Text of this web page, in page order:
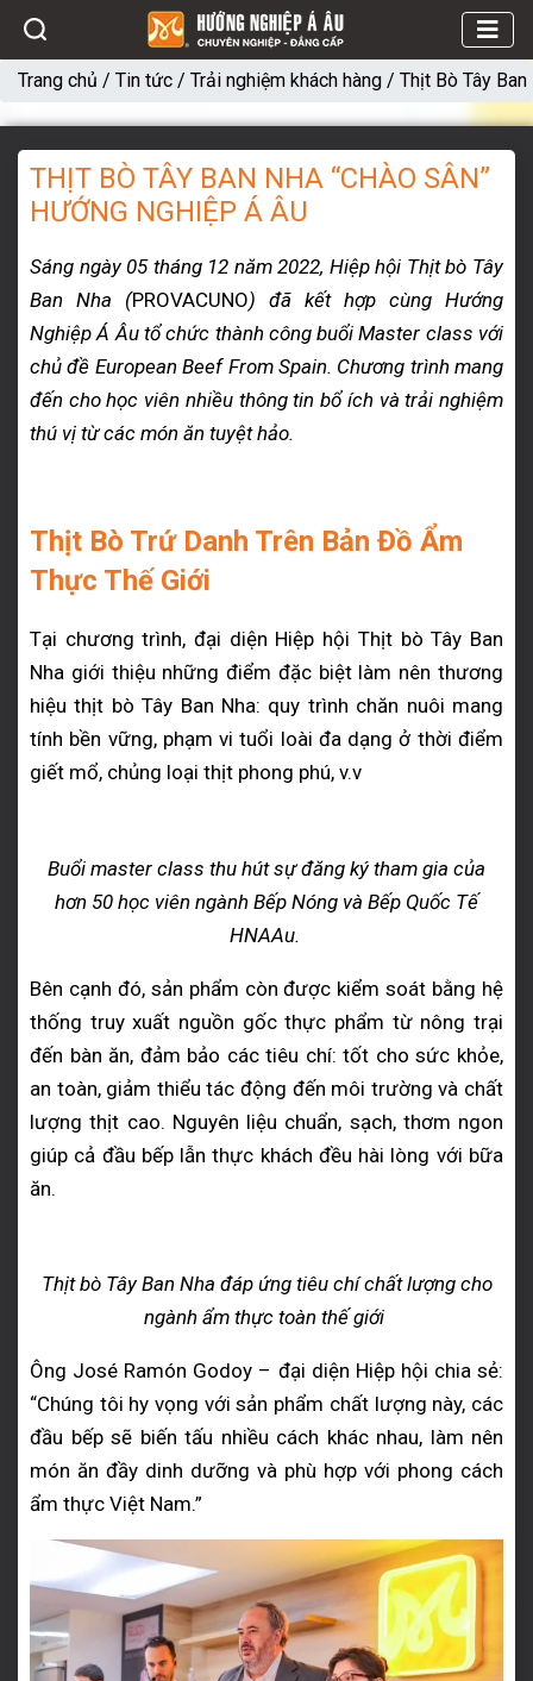
Trang chủ / Tin tức / Trải nghiệm khách hàng / Thịt Bò Tây Ban
THỊT BÒ TÂY BAN NHA “CHÀO SÂN”
HƯỚNG NGHIỆP Á ÂU
Sáng ngày 05 tháng 12 năm 2022, Hiệp hội Thịt bò Tây
Ban Nha (PROVACUNO) đã kết hợp cùng Hướng
Nghiệp Á Âu tổ chức thành công buổi Master class với
chủ đề European Beef From Spain. Chương trình mang
đến cho học viên nhiều thông tin bổ ích và trải nghiệm
thú vị từ các món ăn tuyệt hảo.
Thịt Bò Trứ Danh Trên Bản Đồ Ẩm
Thực Thế Giới
Tại chương trình, đại diện Hiệp hội Thịt bò Tây Ban
Nha giới thiệu những điểm đặc biệt làm nên thương
hiệu thịt bò Tây Ban Nha: quy trình chăn nuôi mang
tính bền vững, phạm vi tuổi loài đa dạng ở thời điểm
giết mổ, chủng loại thịt phong phú, v.v
Buổi master class thu hút sự đăng ký tham gia của
hơn 50 học viên ngành Bếp Nóng và Bếp Quốc Tế
HNAAu.
Bên cạnh đó, sản phẩm còn được kiểm soát bằng hệ
thống truy xuất nguồn gốc thực phẩm từ nông trại
đến bàn ăn, đảm bảo các tiêu chí: tốt cho sức khỏe,
an toàn, giảm thiểu tác động đến môi trường và chất
lượng thịt cao. Nguyên liệu chuẩn, sạch, thơm ngon
giúp cả đầu bếp lẫn thực khách đều hài lòng với bữa
ăn.
Thịt bò Tây Ban Nha đáp ứng tiêu chí chất lượng cho
ngành ẩm thực toàn thế giới
Ông José Ramón Godoy – đại diện Hiệp hội chia sẻ:
“Chúng tôi hy vọng với sản phẩm chất lượng này, các
đầu bếp sẽ biến tấu nhiều cách khác nhau, làm nên
món ăn đầy dinh dưỡng và phù hợp với phong cách
ẩm thực Việt Nam.”